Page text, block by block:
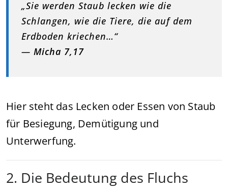
„Sie werden Staub lecken wie die
Schlangen, wie die Tiere, die auf dem
Erdboden kriechen…“
— Micha 7,17
Hier steht das Lecken oder Essen von Staub
für Besiegung, Demütigung und
Unterwerfung.
2. Die Bedeutung des Fluchs